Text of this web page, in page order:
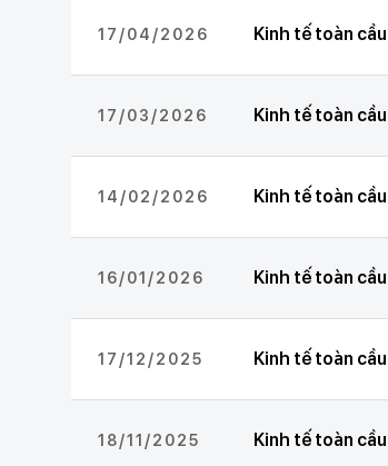
17/04/2026 Kinh tế toàn cầu
17/03/2026 Kinh tế toàn cầu
14/02/2026 Kinh tế toàn cầu
16/01/2026 Kinh tế toàn cầu
17/12/2025 Kinh tế toàn cầu
18/11/2025 Kinh tế toàn cầu